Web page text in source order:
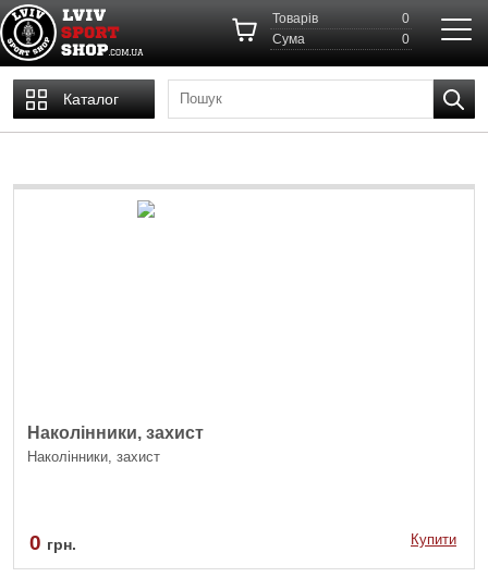
Товарів
0
Cума
0
Каталог
Наколінники, захист
Наколінники, захист
0 грн. Купити